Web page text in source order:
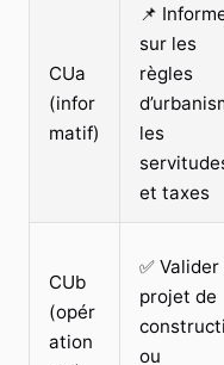
CUa
(infor
matif)
📌
sur les
règles
les
et taxes
CUb
(opér
ation
✅ Valider
projet de
ou